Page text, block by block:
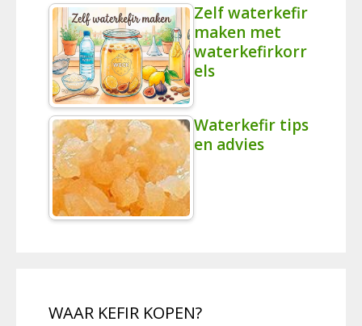
Zelf waterkefir
maken met
waterkefirkorr
els
Waterkefir tips
en advies
WAAR KEFIR KOPEN?